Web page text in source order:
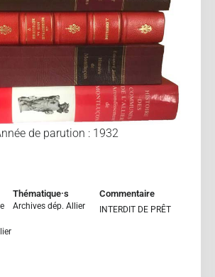
de parution : 1932
Thématique·s
Archives dép. Allier
Commentaire
INTERDIT DE PRÊT